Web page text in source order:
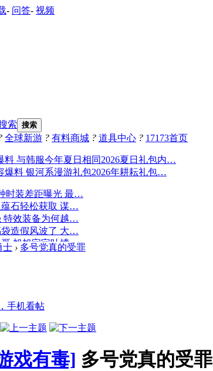
- 问答- 视频
索 搜索
全球新游 ? 有料商城 ? 道具中心 ? 17173首页
士 › 多号党真的受罪
手机看帖
戏有毒] 多号党真的受罪